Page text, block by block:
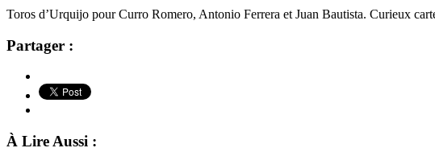
Toros d’Urquijo pour Curro Romero, Antonio Ferrera et Juan Bautista. Curieux
Partager :
À Lire Aussi :